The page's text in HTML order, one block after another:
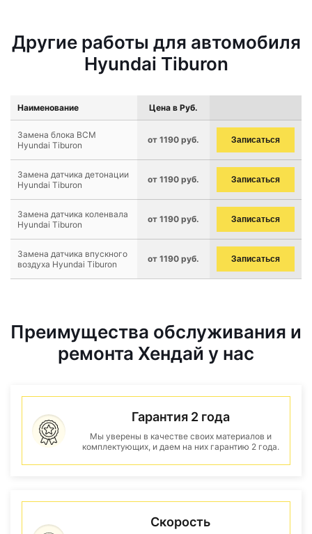
Другие работы для автомобиля
Hyundai Tiburon
Наименование Цена в Руб.
Замена блока BCM
Hyundai Tiburon
от 1190 руб. Записаться
Замена датчика детонации
Hyundai Tiburon
от 1190 руб. Записаться
Замена датчика коленвала
Hyundai Tiburon
от 1190 руб. Записаться
Замена датчика впускного
воздуха Hyundai Tiburon
от 1190 руб. Записаться
Преимущества обслуживания и
ремонта Хендай у нас
Гарантия 2 года
Мы уверены в качестве своих материалов и
комплектующих, и даем на них гарантию 2 года.
Скорость